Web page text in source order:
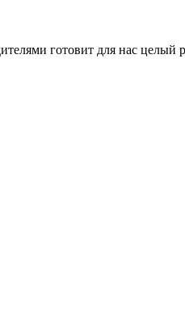
готовит для нас целый